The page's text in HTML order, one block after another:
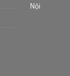
Nội